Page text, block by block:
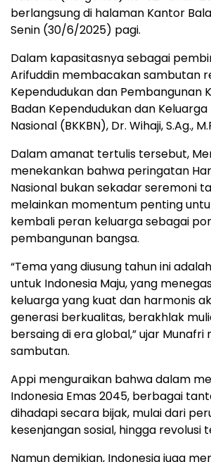
berlangsung di halaman Kantor
Senin (30/6/2025) pagi.
Dalam kapasitasnya sebagai
Arifuddin membacakan sambutan
Kependudukan dan Pembangunan
Badan Kependudukan dan
Nasional (BKKBN), Dr. Wihaji, S.Ag.,
Dalam amanat tertulis tersebut,
menekankan bahwa peringatan
Nasional bukan sekadar seremoni
melainkan momentum penting
kembali peran keluarga sebagai
pembangunan bangsa.
“Tema yang diusung tahun ini
untuk Indonesia Maju, yang
keluarga yang kuat dan harmonis
generasi berkualitas, berakhlak
bersaing di era global,” ujar
sambutan.
Appi menguraikan bahwa dalam
Indonesia Emas 2045, berbagai
dihadapi secara bijak, mulai dari
kesenjangan sosial, hingga revolusi
Namun demikian, Indonesia juga